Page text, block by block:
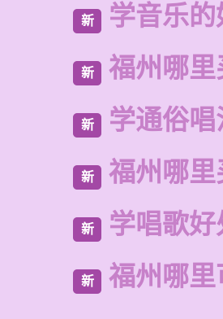
新 学音乐
新 福州哪
新 学通俗
新 福州哪
新 学唱歌
新 福州哪